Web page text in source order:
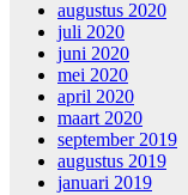
augustus 2020
juli 2020
juni 2020
mei 2020
april 2020
maart 2020
september 2019
augustus 2019
januari 2019